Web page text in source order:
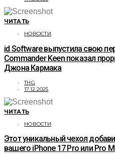
ЧИТАТЬ
НОВОСТИ
id Software выпустила свою
Commander Keen показал
Джона Кармака
THG
17.12.2025
ЧИТАТЬ
НОВОСТИ
Этот уникальный чехол
вашего iPhone 17 Pro или Pro